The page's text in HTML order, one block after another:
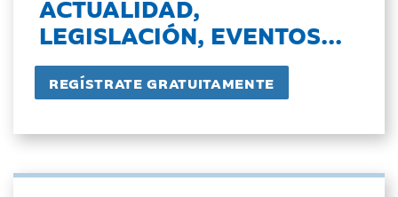
ACTUALIDAD,
LEGISLACIÓN, EVENTOS...